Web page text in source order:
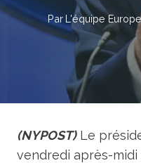
Par L'équipe
(NYPOST)Le
vendredi après-midi